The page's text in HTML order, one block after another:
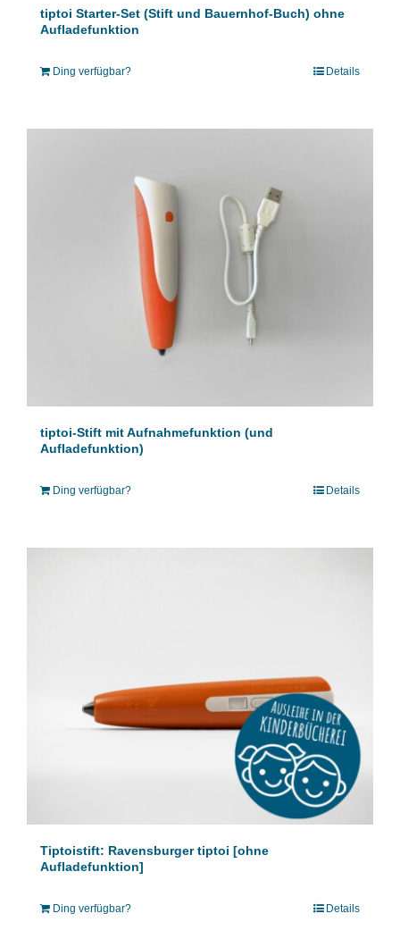
tiptoi Starter-Set (Stift und Bauernhof-Buch) ohne
Aufladefunktion
Ding verfügbar? Details
tiptoi-Stift mit Aufnahmefunktion (und
Aufladefunktion)
Ding verfügbar? Details
Tiptoistift: Ravensburger tiptoi [ohne
Aufladefunktion]
Ding verfügbar? Details